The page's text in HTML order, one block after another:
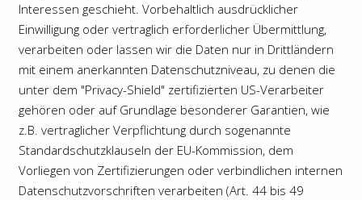
Interessen geschieht. Vorbehaltlich ausdrücklicher
Einwilligung oder vertraglich erforderlicher Übermittlung,
verarbeiten oder lassen wir die Daten nur in Drittländern
mit einem anerkannten Datenschutzniveau, zu denen die
unter dem "Privacy-Shield" zertifizierten US-Verarbeiter
gehören oder auf Grundlage besonderer Garantien, wie
z.B. vertraglicher Verpflichtung durch sogenannte
Standardschutzklauseln der EU-Kommission, dem
Vorliegen von Zertifizierungen oder verbindlichen internen
Datenschutzvorschriften verarbeiten (Art. 44 bis 49